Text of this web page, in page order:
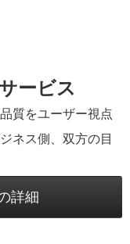
ービス
質をユーザー視点
ネス側、双方の目
詳細